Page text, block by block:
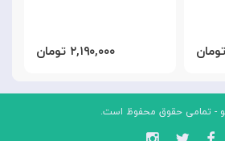
۲,۱۹۰,۰۰۰ تومان
- تمامی حقوق محفوظ است.